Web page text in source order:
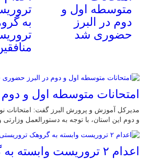
متوسطه اول و
دوم در البرز
حضوری شد
به
امتحانات متوسطه اول و
و دوم این استان، با توجه به دستورالعمل
اعدام ۲ تروریست وابسته به گروهک تروریستی منافقین